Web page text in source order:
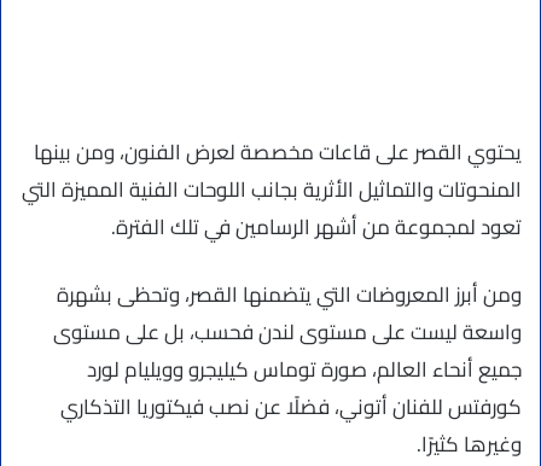
يحتوي القصر على قاعات مخصصة لعرض الفنون، ومن بينها
المنحوتات والتماثيل الأثرية بجانب اللوحات الفنية المميزة التي
تعود لمجموعة من أشهر الرسامين في تلك الفترة.
ومن أبرز المعروضات التي يتضمنها القصر، وتحظى بشهرة
واسعة ليست على مستوى لندن فحسب، بل على مستوى
جميع أنحاء العالم، صورة توماس كيليجرو وويليام لورد
كورفتس للفنان أتوني، فضلًا عن نصب فيكتوريا التذكاري
وغيرها كثيرًا.